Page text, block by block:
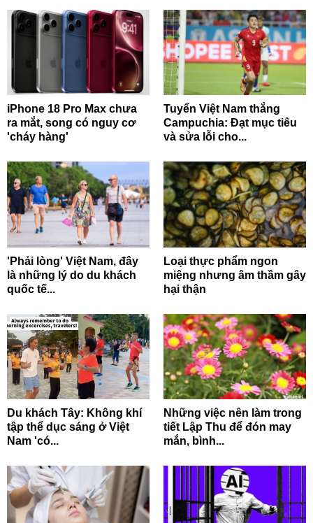
iPhone 18 Pro Max chưa
ra mắt, song có nguy cơ
'cháy hàng'
Tuyển Việt Nam thắng
Campuchia: Đạt mục tiêu
và sửa lỗi cho...
'Phải lòng' Việt Nam, đây
là những lý do du khách
quốc tế...
Loại thực phẩm ngon
miệng nhưng âm thầm gây
hại thận
Du khách Tây: Không khí
tập thể dục sáng ở Việt
Nam 'có...
Những việc nên làm trong
tiết Lập Thu để đón may
mắn, bình...